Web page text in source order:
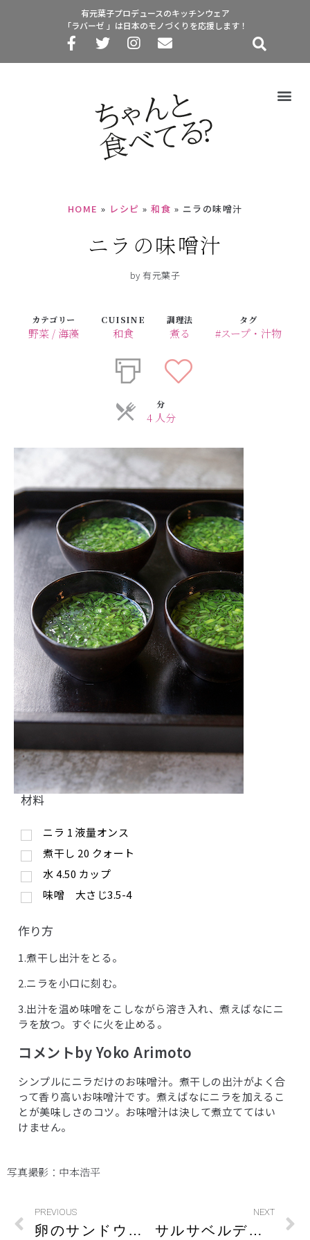
有元葉子プロデュースのキッチンウェア
「ラバーゼ 」は日本のモノづくりを応援します！
HOME » レシピ » 和食 » ニラの味噌汁
ニラの味噌汁
by 有元葉子
カテゴリー
野菜 / 海藻
CUISINE
和食
調理法
煮る
タグ
#スープ・汁物
分
4 人分
材料
ニラ 1 液量オンス
煮干し 20 クォート
水4.50 カップ
味噌 大さじ3.5-4
作り方
1.煮干し出汁をとる。
2.ニラを小口に刻む。
3.出汁を温め味噌をこしながら溶き入れ、煮えばなにニ
ラを放つ。すぐに火を止める。
コメントby Yoko Arimoto
シンプルにニラだけのお味噌汁。煮干しの出汁がよく合
って香り高いお味噌汁です。煮えばなにニラを加えるこ
とが美味しさのコツ。お味噌汁は決して煮立ててはい
けません。
写真撮影：中本浩平
PREVIOUS
卵のサンドウィッチ
NEXT
サルサベルデのペンネ